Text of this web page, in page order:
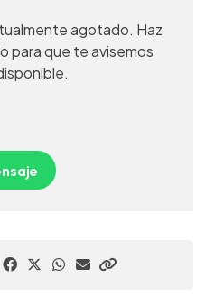
agotado. Haz
para que te avisemos